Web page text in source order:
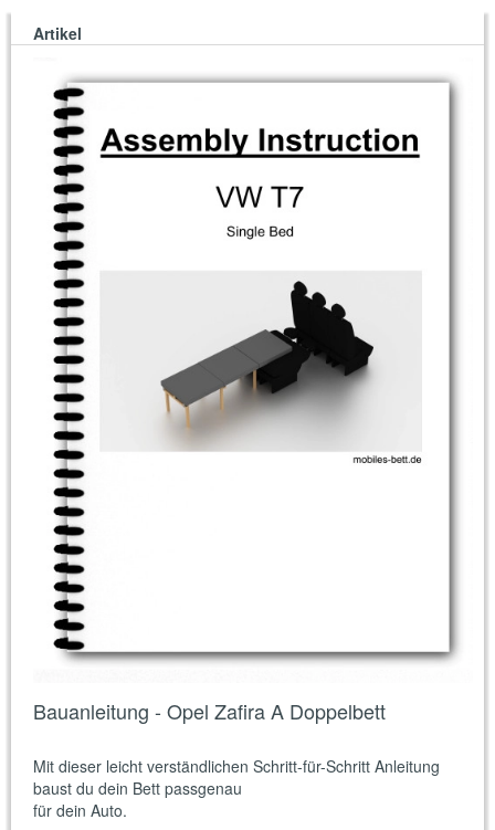
Artikel
Bauanleitung - Opel Zafira A Doppelbett
Mit dieser leicht verständlichen Schritt-für-Schritt Anleitung
baust du dein Bett passgenau
für dein Auto.